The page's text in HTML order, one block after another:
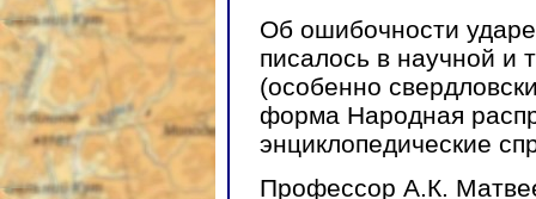
Об ошибочности
писалось в научной и
(особенно
форма Народная
энциклопедические
Професcор А.К.